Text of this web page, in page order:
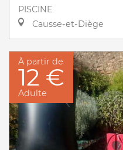
PISCINE
Causse-et-Diège
À partir de
12 €
Adulte